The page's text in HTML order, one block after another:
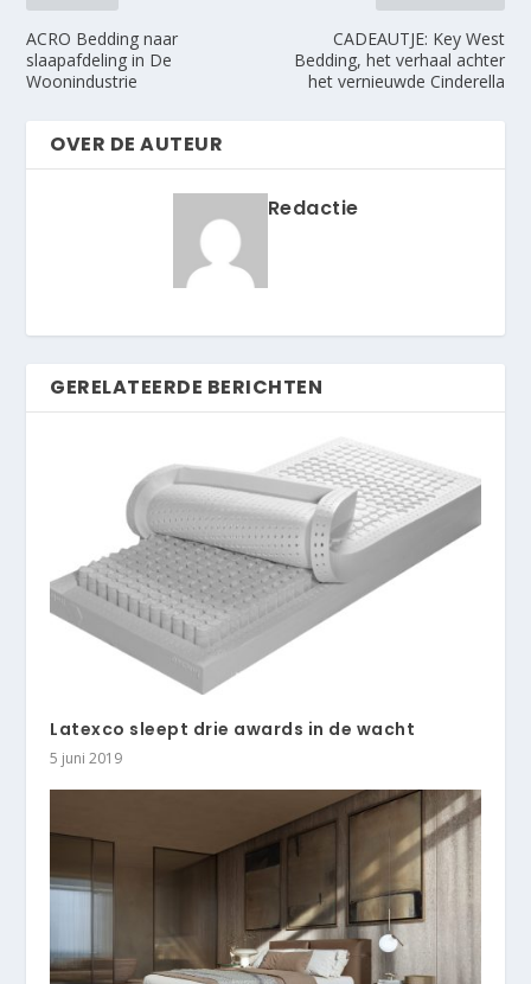
ACRO Bedding naar
slaapafdeling in De
Woonindustrie
CADEAUTJE: Key West
Bedding, het verhaal achter
het vernieuwde Cinderella
OVER DE AUTEUR
Redactie
GERELATEERDE BERICHTEN
Latexco sleept drie awards in de wacht
5 juni 2019